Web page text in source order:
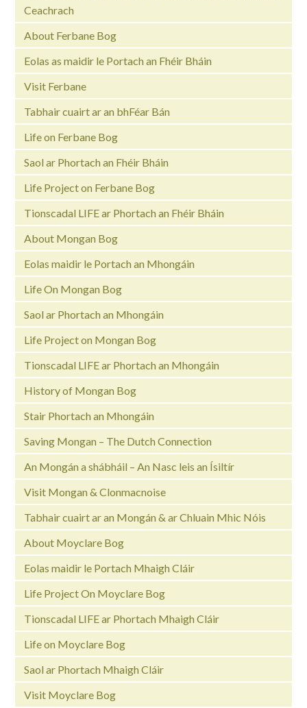
Ceachrach
About Ferbane Bog
Eolas as maidir le Portach an Fhéir Bháin
Visit Ferbane
Tabhair cuairt ar an bhFéar Bán
Life on Ferbane Bog
Saol ar Phortach an Fhéir Bháin
Life Project on Ferbane Bog
Tionscadal LIFE ar Phortach an Fhéir Bháin
About Mongan Bog
Eolas maidir le Portach an Mhongáin
Life On Mongan Bog
Saol ar Phortach an Mhongáin
Life Project on Mongan Bog
Tionscadal LIFE ar Phortach an Mhongáin
History of Mongan Bog
Stair Phortach an Mhongáin
Saving Mongan – The Dutch Connection
An Mongán a shábháil – An Nasc leis an Ísiltír
Visit Mongan & Clonmacnoise
Tabhair cuairt ar an Mongán & ar Chluain Mhic Nóis
About Moyclare Bog
Eolas maidir le Portach Mhaigh Cláir
Life Project On Moyclare Bog
Tionscadal LIFE ar Phortach Mhaigh Cláir
Life on Moyclare Bog
Saol ar Phortach Mhaigh Cláir
Visit Moyclare Bog